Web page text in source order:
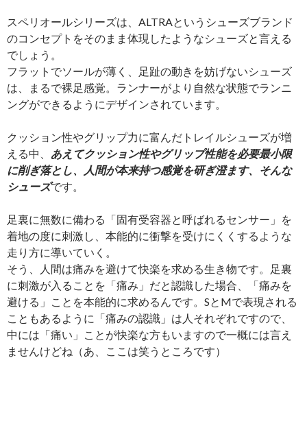
スペリオールシリーズは、ALTRAというシューズブランド
のコンセプトをそのまま体現したようなシューズと言える
でしょう。
フラットでソールが薄く、足趾の動きを妨げないシューズ
は、まるで裸足感覚。ランナーがより自然な状態でランニ
ングができるようにデザインされています。
クッション性やグリップ力に富んだトレイルシューズが増
える中、 あえてクッション性やグリップ性能を必要最小限
に削ぎ落とし、人間が本来持つ感覚を研ぎ澄ます、そんな
シューズです。
足裏に無数に備わる「固有受容器と呼ばれるセンサー」を
着地の度に刺激し、本能的に衝撃を受けにくくするような
走り方に導いていく。
そう、人間は痛みを避けて快楽を求める生き物です。足裏
に刺激が入ることを「痛み」だと認識した場合、「痛みを
避ける」ことを本能的に求めるんです。SとMで表現される
こともあるように「痛みの認識」は人それぞれですので、
中には「痛い」ことが快楽な方もいますので一概には言え
ませんけどね（あ、ここは笑うところです）